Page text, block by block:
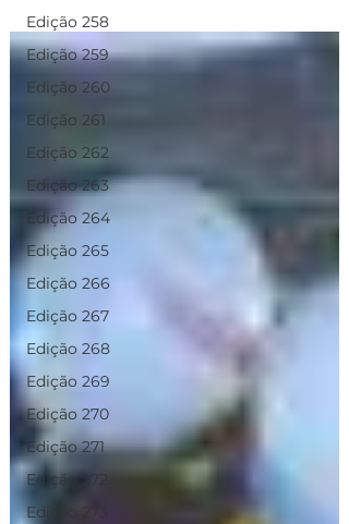
Edição 258
Edição 259
Edição 260
Edição 261
Edição 262
Edição 263
Edição 264
Edição 265
Edição 266
Edição 267
Edição 268
Edição 269
Edição 270
Edição 271
Edição 272
Edição 273